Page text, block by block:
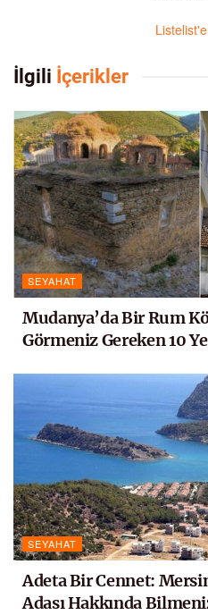
İlgili İçerikler
SEYAHAT
Mudanya’da Bir Rum
Görmeniz Gereken 10
SEYAHAT
Adeta Bir Cennet:
Adası Hakkında